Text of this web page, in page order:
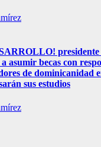
asumir becas con
de dominicanidad
sus estudios